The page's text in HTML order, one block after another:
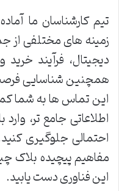
تیم کارشناسان ما
زمینه های مختلفی از
دیجیتال، فرآیند
همچنین شناسایی
این تماس ها به شما
اطلاعاتی جامع تر،
احتمالی جلوگیری
مفاهیم پیچیده بلاک
این فناوری دست یابید.